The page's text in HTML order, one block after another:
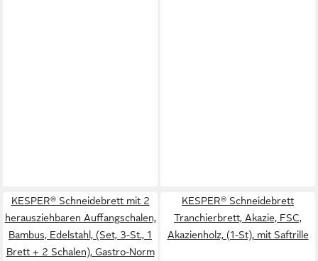
KESPER® Schneidebrett mit 2
herausziehbaren Auffangschalen,
Bambus, Edelstahl, (Set, 3-St., 1
Brett + 2 Schalen), Gastro-Norm
KESPER® Schneidebrett
Tranchierbrett, Akazie, FSC,
Akazienholz, (1-St), mit Saftrille